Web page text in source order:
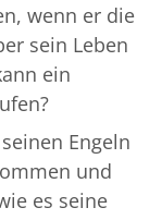
wenn er die
sein Leben
ein
Engeln
und
es seine